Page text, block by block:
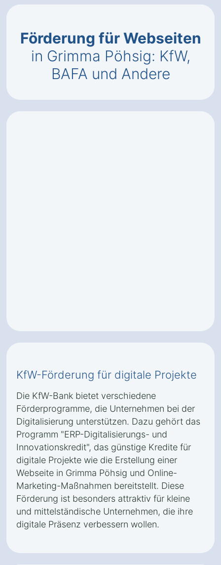
Förderung für Webseiten
in Grimma Pöhsig: KfW,
BAFA und Andere
KfW-Förderung für digitale Projekte
Die KfW-Bank bietet verschiedene
Förderprogramme, die Unternehmen bei der
Digitalisierung unterstützen. Dazu gehört das
Programm "ERP-Digitalisierungs- und
Innovationskredit", das günstige Kredite für
digitale Projekte wie die Erstellung einer
Webseite in Grimma Pöhsig und Online-
Marketing-Maßnahmen bereitstellt. Diese
Förderung ist besonders attraktiv für kleine
und mittelständische Unternehmen, die ihre
digitale Präsenz verbessern wollen.